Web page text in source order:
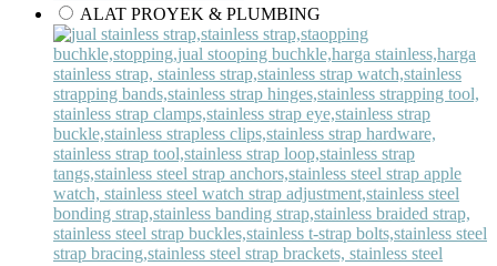
ALAT PROYEK & PLUMBING